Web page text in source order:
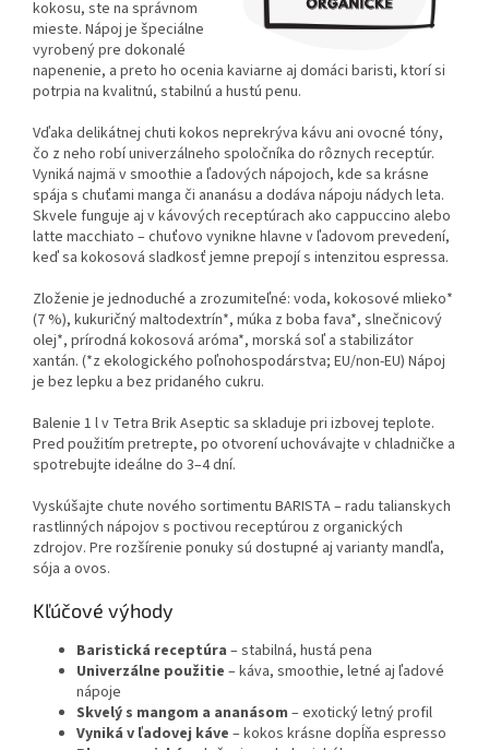
kokosu, ste na správnom
mieste. Nápoj je špeciálne
vyrobený pre dokonalé
napenenie, a preto ho ocenia kaviarne aj domáci baristi, ktorí si
potrpia na kvalitnú, stabilnú a hustú penu.
Vďaka delikátnej chuti kokos neprekrýva kávu ani ovocné tóny,
čo z neho robí univerzálneho spoločníka do rôznych receptúr.
Vyniká najmä v smoothie a ľadových nápojoch, kde sa krásne
spája s chuťami manga či ananásu a dodáva nápoju nádych leta.
Skvele funguje aj v kávových receptúrach ako cappuccino alebo
latte macchiato – chuťovo vynikne hlavne v ľadovom prevedení,
keď sa kokosová sladkosť jemne prepojí s intenzitou espressa.
Zloženie je jednoduché a zrozumiteľné: voda, kokosové mlieko*
(7 %), kukuričný maltodextrín*, múka z boba fava*, slnečnicový
olej*, prírodná kokosová aróma*, morská soľ a stabilizátor
xantán. (*z ekologického poľnohospodárstva; EU/non‑EU) Nápoj
je bez lepku a bez pridaného cukru.
Balenie 1 l v Tetra Brik Aseptic sa skladuje pri izbovej teplote.
Pred použitím pretrepte, po otvorení uchovávajte v chladničke a
spotrebujte ideálne do 3–4 dní.
Vyskúšajte chute nového sortimentu BARISTA – radu talianskych
rastlinných nápojov s poctivou receptúrou z organických
zdrojov. Pre rozšírenie ponuky sú dostupné aj varianty mandľa,
sója a ovos.
Kľúčové výhody
Baristická receptúra – stabilná, hustá pena
Univerzálne použitie – káva, smoothie, letné aj ľadové
nápoje
Skvelý s mangom a ananásom – exotický letný profil
Vyniká v ľadovej káve – kokos krásne dopĺňa espresso